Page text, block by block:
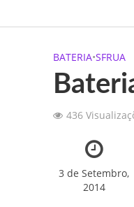
BATERIA•SFRUA
436
3 de Setembro,
2014